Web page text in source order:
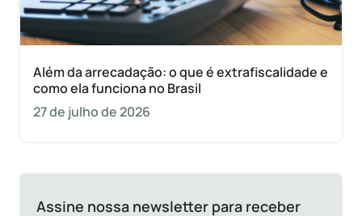
Além da arrecadação: o que é extrafiscalidade e
como ela funciona no Brasil
27 de julho de 2026
Assine nossa newsletter para receber